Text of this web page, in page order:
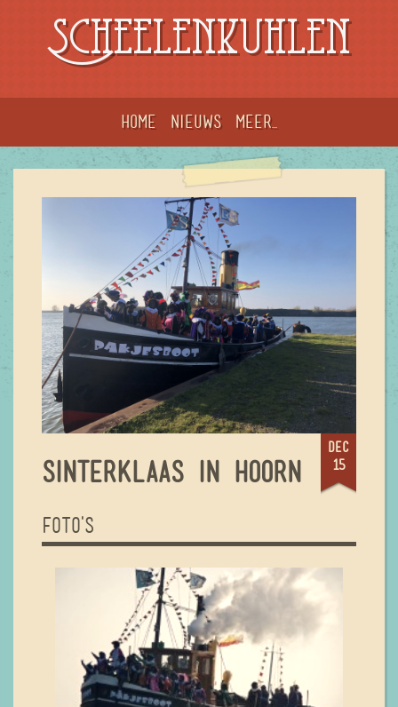
Scheelenkuhlen
Home Nieuws meer...
dec
15
SINTERKLAAS IN HOORN
FOTO'S